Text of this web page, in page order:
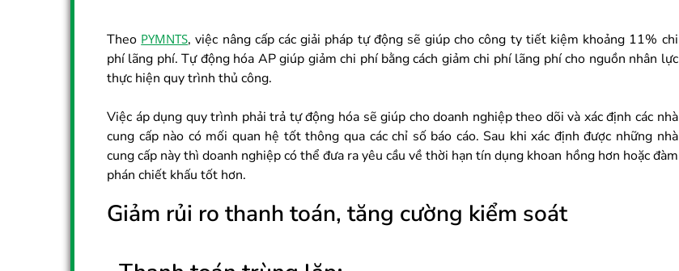
Theo PYMNTS, việc nâng cấp các giải pháp tự động sẽ giúp cho công ty tiết kiệm khoảng 11% chi
phí lãng phí. Tự động hóa AP giúp giảm chi phí bằng cách giảm chi phí lãng phí cho nguồn nhân lực
thực hiện quy trình thủ công.
Việc áp dụng quy trình phải trả tự động hóa sẽ giúp cho doanh nghiệp theo dõi và xác định các nhà
cung cấp nào có mối quan hệ tốt thông qua các chỉ số báo cáo. Sau khi xác định được những nhà
cung cấp này thì doanh nghiệp có thể đưa ra yêu cầu về thời hạn tín dụng khoan hồng hơn hoặc đàm
phán chiết khấu tốt hơn.
Giảm rủi ro thanh toán, tăng cường kiểm soát